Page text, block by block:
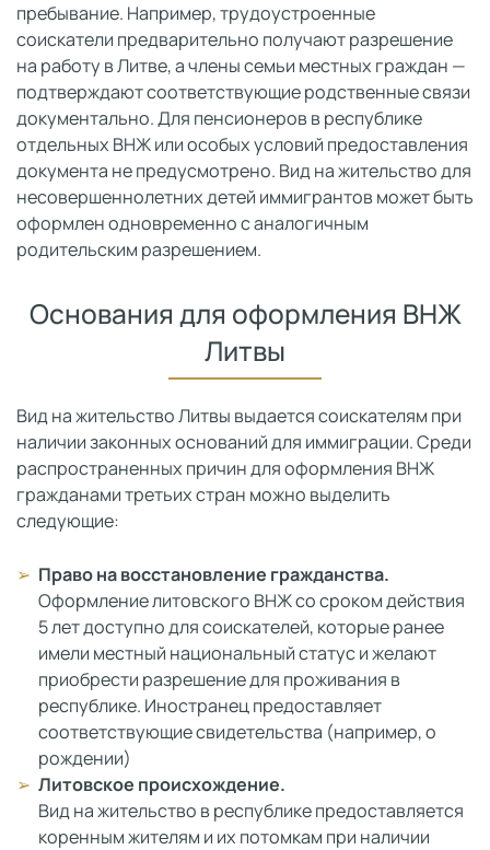
пребывание. Например, трудоустроенные
соискатели предварительно получают разрешение
на работу в Литве, а члены семьи местных граждан —
подтверждают соответствующие родственные связи
документально. Для пенсионеров в республике
отдельных ВНЖ или особых условий предоставления
документа не предусмотрено. Вид на жительство для
несовершеннолетних детей иммигрантов может быть
оформлен одновременно с аналогичным
родительским разрешением.
Основания для оформления ВНЖ
Литвы
Вид на жительство Литвы выдается соискателям при
наличии законных оснований для иммиграции. Среди
распространенных причин для оформления ВНЖ
гражданами третьих стран можно выделить
следующие:
Право на восстановление гражданства.
Оформление литовского ВНЖ со сроком действия
5 лет доступно для соискателей, которые ранее
имели местный национальный статус и желают
приобрести разрешение для проживания в
республике. Иностранец предоставляет
соответствующие свидетельства (например, о
рождении)
Литовское происхождение.
Вид на жительство в республике предоставляется
коренным жителям и их потомкам при наличии